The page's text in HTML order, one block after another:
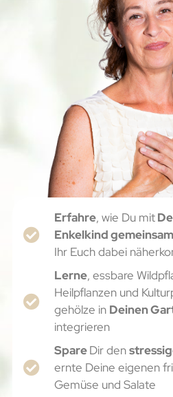
Erfahre, wie Du mit
Enkelkind
Ihr Euch dabei
Lerne, essbare
Heilpflanzen und
gehölze in Deinen
integrieren
SpareDir den
ernte Deine eigenen
Gemüse und Salate